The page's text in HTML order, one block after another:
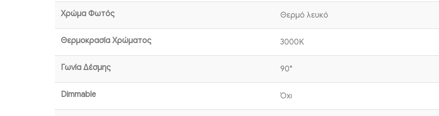
Χρώμα Φωτός Θερμό λευκό
Θερμοκρασία Χρώματος 3000K
Γωνία Δέσμης 90°
Dimmable Όχι